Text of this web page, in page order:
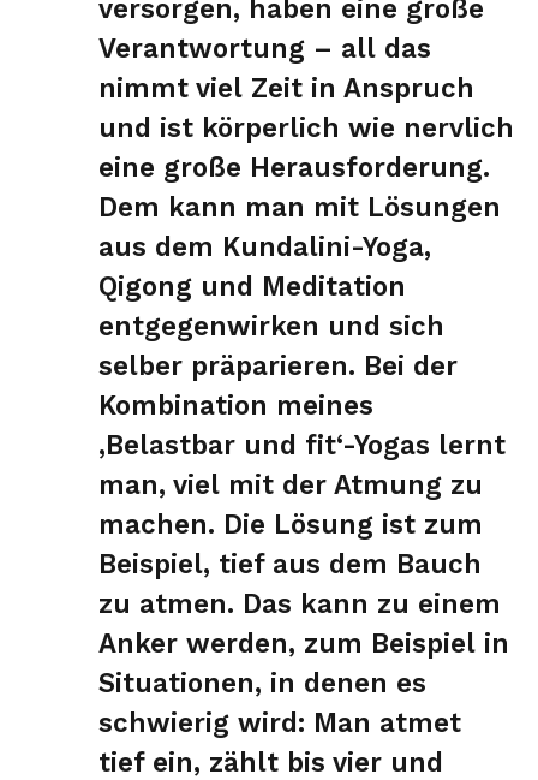
versorgen, haben eine große
Verantwortung – all das
nimmt viel Zeit in Anspruch
und ist körperlich wie nervlich
eine große Herausforderung.
Dem kann man mit Lösungen
aus dem Kundalini-Yoga,
Qigong und Meditation
entgegenwirken und sich
selber präparieren. Bei der
Kombination meines
,Belastbar und fit‘-Yogas lernt
man, viel mit der Atmung zu
machen. Die Lösung ist zum
Beispiel, tief aus dem Bauch
zu atmen. Das kann zu einem
Anker werden, zum Beispiel in
Situationen, in denen es
schwierig wird: Man atmet
tief ein, zählt bis vier und